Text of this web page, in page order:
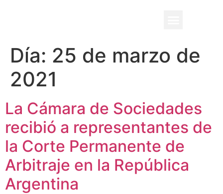
Día: 25 de marzo de
2021
La Cámara de Sociedades
recibió a representantes de
la Corte Permanente de
Arbitraje en la República
Argentina